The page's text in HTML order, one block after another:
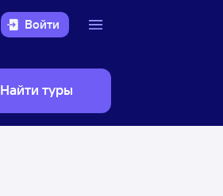
Войти
Найти туры